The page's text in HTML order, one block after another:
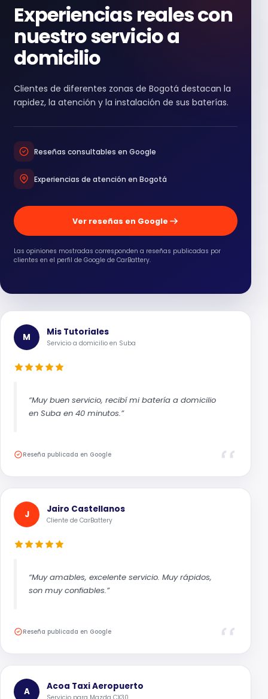
Experiencias reales con
nuestro servicio a
domicilio
Clientes de diferentes zonas de Bogotá destacan la
rapidez, la atención y la instalación de sus baterías.
Reseñas consultables en Google
Experiencias de atención en Bogotá
Ver reseñas en Google
Las opiniones mostradas corresponden a reseñas publicadas por
clientes en el perfil de Google de CarBattery.
M Mis Tutoriales
Servicio a domicilio en Suba
“Muy buen servicio, recibí mi batería a domicilio
en Suba en 40 minutos.”
Reseña publicada en Google
J Jairo Castellanos
Cliente de CarBattery
“Muy amables, excelente servicio. Muy rápidos,
son muy confiables.”
Reseña publicada en Google
A Acoa Taxi Aeropuerto